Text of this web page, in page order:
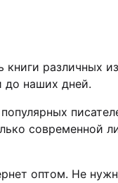
различных
до наших дней.
современной
оптом. Не